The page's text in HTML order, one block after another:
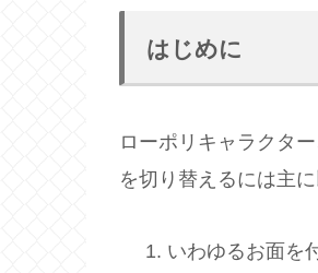
はじめに
ローポリキャラクタ
を切り替えるには主
いわゆるお面を